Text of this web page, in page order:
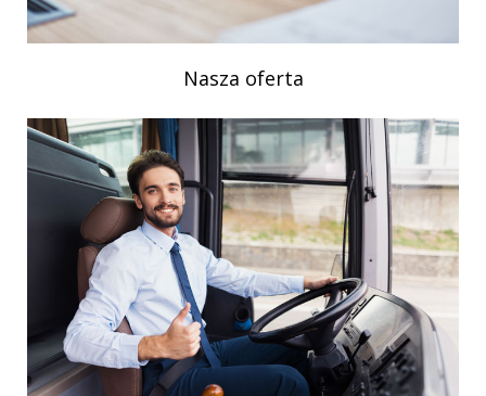
Nasza oferta